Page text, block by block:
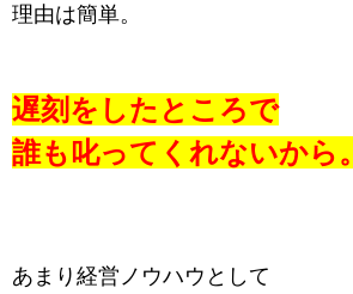
理由は簡単。
遅刻をしたところで
誰も叱ってくれないから。
あまり経営ノウハウとして